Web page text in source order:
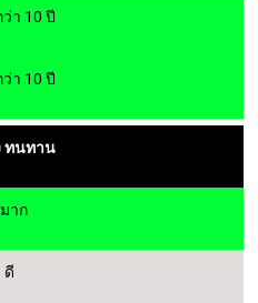
า 10 ปี
า 10 ปี
ทนทาน
าก
ดี